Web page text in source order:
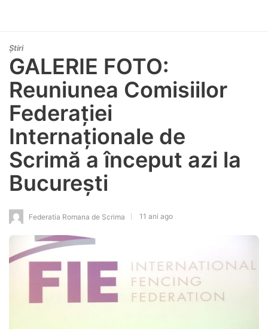
Știri
GALERIE FOTO:
Reuniunea Comisiilor
Federației
Internaționale de
Scrimă a început azi la
București
Federatia Romana de Scrima 11 ani ago